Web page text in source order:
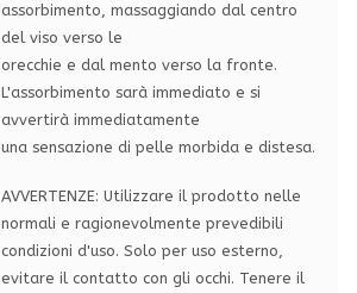
assorbimento, massaggiando dal centro
del viso verso le
orecchie e dal mento verso la fronte.
L'assorbimento sarà immediato e si
avvertirà immediatamente
una sensazione di pelle morbida e distesa.
AVVERTENZE: Utilizzare il prodotto nelle
normali e ragionevolmente prevedibili
condizioni d'uso. Solo per uso esterno,
evitare il contatto con gli occhi. Tenere il